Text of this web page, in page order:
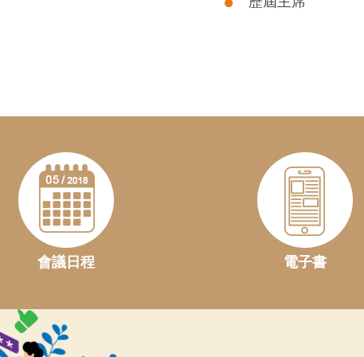
會議日程 電子書